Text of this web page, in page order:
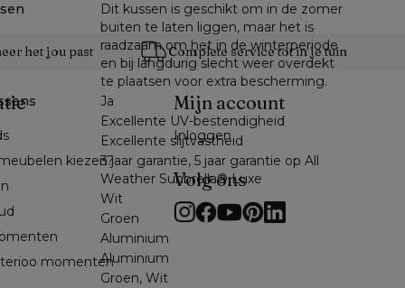
Dit kussen is geschikt om in de zomer
buiten te laten liggen, maar het is
raadzaam om het in de winterperiode
en bij langdurig slecht weer overdekt
te plaatsen voor extra bescherming.
Ja
Excellente UV-bestendigheid
Excellente slijtvastheid
3 jaar garantie, 5 jaar garantie op All
Weather Sunbrella® Luxe
Wit
Groen
Aluminium
Aluminium
Groen, Wit
het jou past Complete service tot in je tuin
kiezen?
momenten
Mijn account
Inloggen
Volg ons